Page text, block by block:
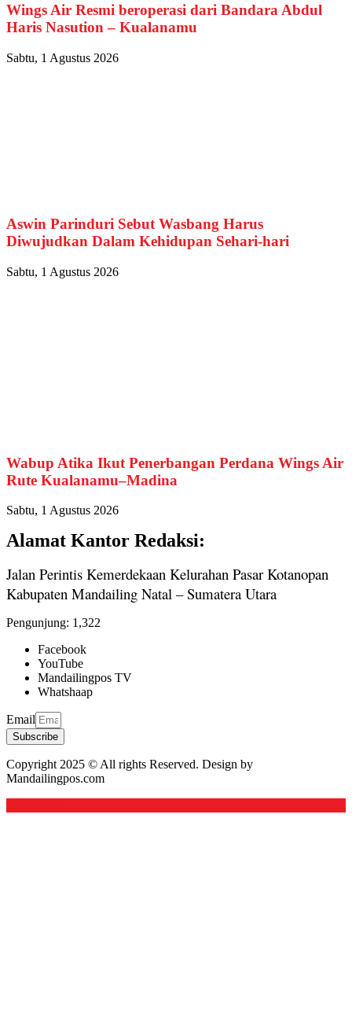
Wings Air Resmi beroperasi dari Bandara Abdul
Haris Nasution – Kualanamu
Sabtu, 1 Agustus 2026
Aswin Parinduri Sebut Wasbang Harus
Diwujudkan Dalam Kehidupan Sehari-hari
Sabtu, 1 Agustus 2026
Wabup Atika Ikut Penerbangan Perdana Wings Air
Rute Kualanamu–Madina
Sabtu, 1 Agustus 2026
Alamat Kantor Redaksi:
Jalan Perintis Kemerdekaan Kelurahan Pasar Kotanopan
Kabupaten Mandailing Natal – Sumatera Utara
Pengunjung: 1,322
Facebook
YouTube
Mandailingpos TV
Whatshaap
Email
Subscribe
Copyright 2025 © All rights Reserved. Design by
Mandailingpos.com